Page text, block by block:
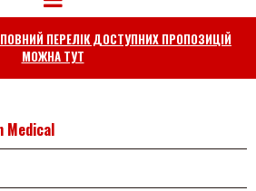
ПЕРЕЛІК ДОСТУПНИХ ПРОПОЗИЦІЙ
МОЖНА ТУТ
Medical